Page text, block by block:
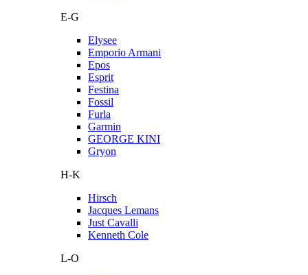
E-G
Elysee
Emporio Armani
Epos
Esprit
Festina
Fossil
Furla
Garmin
GEORGE KINI
Gryon
H-K
Hirsch
Jacques Lemans
Just Cavalli
Kenneth Cole
L-O